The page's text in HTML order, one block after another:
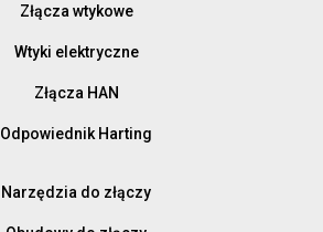
Złącza wtykowe
Wtyki elektryczne
Złącza HAN
Odpowiednik Harting
Narzędzia do złączy